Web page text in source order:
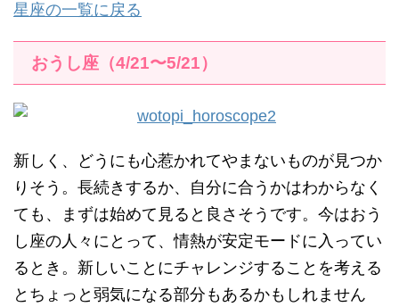
星座の一覧に戻る
おうし座（4/21〜5/21）
新しく、どうにも心惹かれてやまないものが見つか
りそう。長続きするか、自分に合うかはわからなく
ても、まずは始めて見ると良さそうです。今はおう
し座の人々にとって、情熱が安定モードに入ってい
るとき。新しいことにチャレンジすることを考える
とちょっと弱気になる部分もあるかもしれません